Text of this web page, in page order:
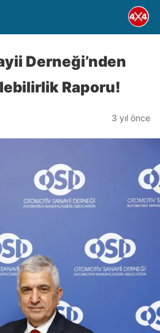
Derneği’nden
Raporu!
3 yıl önce